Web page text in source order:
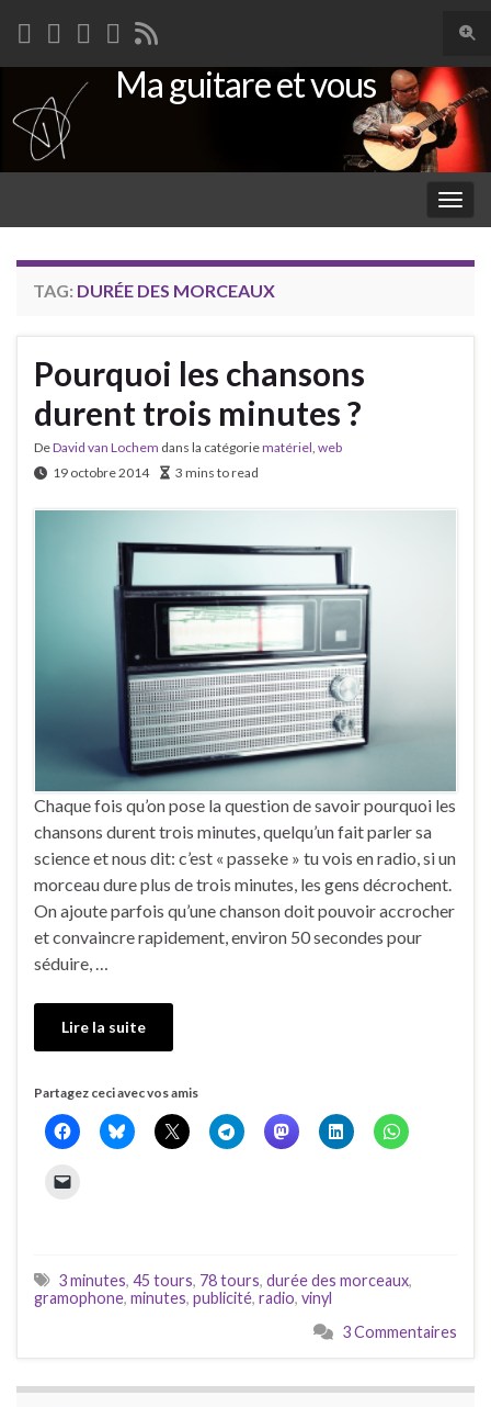
Search for:
Ma guitare et vous
TAG: DURÉE DES MORCEAUX
Pourquoi les chansons
durent trois minutes ?
DeDavid van Lochem dans la catégoriematériel web
19 octobre 2014
3 mins to read
Chaque fois qu’on pose la question de savoir pourquoi les
chansons durent trois minutes, quelqu’un fait parler sa
science et nous dit: c’est « passeke » tu vois en radio, si un
morceau dure plus de trois minutes, les gens décrochent.
On ajoute parfois qu’une chanson doit pouvoir accrocher
et convaincre rapidement, environ 50 secondes pour
séduire, …
Lire la suite
Partagez ceci avec vos amis
3 minutes, 45 tours, 78 tours, durée des morceaux,
gramophone, minutes, publicité, radio, vinyl
3 Commentaires